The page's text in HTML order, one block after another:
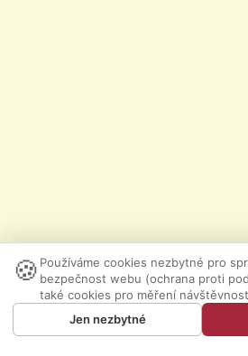
🍪 Používáme cookies nezbytné pro
bezpečnost webu (ochrana proti
také cookies pro měření
Jen nezbytné